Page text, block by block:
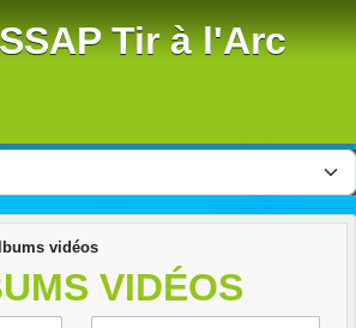
Tir à l'Arc
vidéos
VIDÉOS
cookies